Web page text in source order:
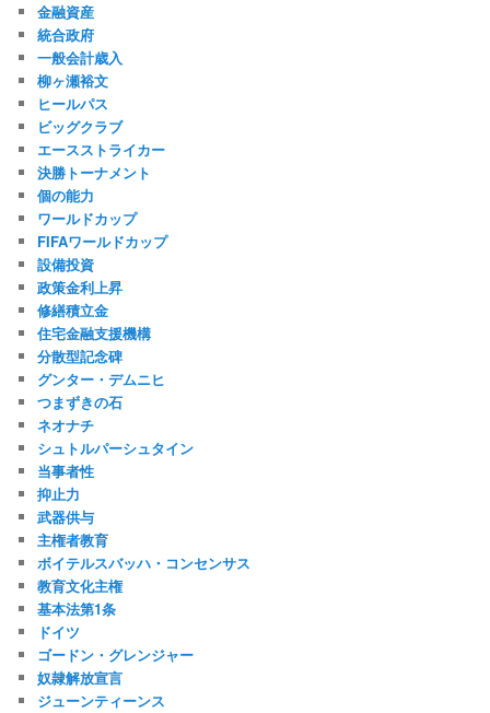
金融資産
統合政府
一般会計歳入
柳ヶ瀬裕文
ヒールパス
ビッグクラブ
エースストライカー
決勝トーナメント
個の能力
ワールドカップ
FIFAワールドカップ
設備投資
政策金利上昇
修繕積立金
住宅金融支援機構
分散型記念碑
グンター・デムニヒ
つまずきの石
ネオナチ
シュトルパーシュタイン
当事者性
抑止力
武器供与
主権者教育
ボイテルスバッハ・コンセンサス
教育文化主権
基本法第1条
ドイツ
ゴードン・グレンジャー
奴隷解放宣言
ジューンティーンス